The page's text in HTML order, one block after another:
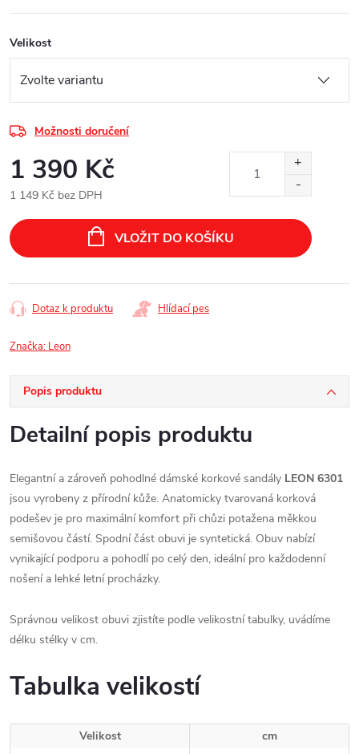
Velikost
Možnosti doručení
1 390 Kč
1 149 Kč bez DPH
cena:
VLOŽIT DO KOŠÍKU
Dotaz k produktu Hlídací pes
Značka: Leon
Popis produktu
Detailní popis produktu
Elegantní a zároveň pohodlné dámské korkové sandály LEON 6301
jsou vyrobeny z přírodní kůže. Anatomicky tvarovaná korková
podešev je pro maximální komfort při chůzi potažena měkkou
semišovou částí. Spodní část obuvi je syntetická. Obuv nabízí
vynikající podporu a pohodlí po celý den, ideální pro každodenní
nošení a lehké letní procházky.
Správnou velikost obuvi zjistíte podle velikostní tabulky, uvádíme
délku stélky v cm.
Tabulka velikostí
Velikost
cm